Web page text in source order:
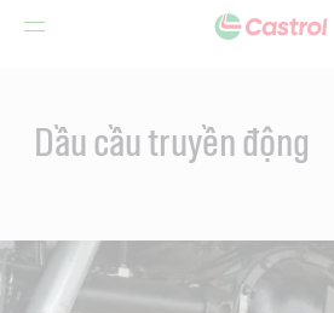
Dầu cầu truyền động